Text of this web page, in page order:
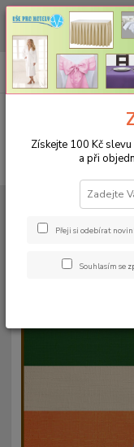
CHCETE NAKOUPIT
+420 773 794 023
Pondělí-pátek 9-16 hodin
UBRUSY
Teflonový
jeans 122
Získejte 100 Kč
a při
Přeji si odebírat
Souhlasím se